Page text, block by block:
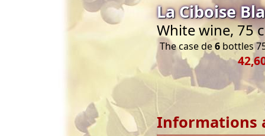
La Ciboise
White wine, 75
The case de6 bottles
Informations